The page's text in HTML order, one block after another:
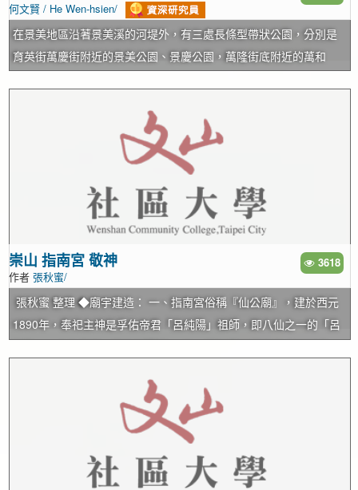
土地公廟，但卻於整地時被掩埋了，在原住戶期望下，於社區完工
後，重新在萬芳七號公園內興建土地公廟，以維持傳統民間信仰。
1971年辛亥隧道開通，因平地取得不易，政府乃積極規劃此緩坡地
木柵路，經多年開發建設，140高地開發於焉完成，除了興建國宅
外，並設立公務人員訓練中心，為文山地區最晚開發但生活環境優
雅的地區，因附近興隆山有「萬隆煤礦」及「芳川煤礦」，於是取
名為「萬芳社區」，行政區域歸屬於木柵的博嘉里；1990年於木柵
區與景美區合併為文山區時，單獨設為萬芳里，2002年再畫分為萬
芳里及萬美里。 萬芳社區由辛亥路的萬美街二段與軍功路相通，萬
美街一段、萬利街、萬和街與萬芳路相連，社區內的道路皆以
「萬」字為開頭；自捷運木柵線完工設置萬芳社區站，對外交通更
為便捷。2006年政府完成「140高地公園」的建設，於2.2公頃丘陵
地的自然森林內，鋪設木質步道及簡易健身設施，提供台北市民一
何文賢 / He Wen-hsien/
在景美地區沿著景美溪的河堤外，有三處長條型帶狀公園，分別是
育英街萬慶街附近的景美公園、景慶公園，萬隆街底附近的萬和
處長條型的帶狀公園就值得深入了解了。 從日治時期的1926年台灣
地形圖上，景美溪流到鳴遠橋(橫跨景美溪台北往新店的橋樑)就一分
為二。在溪仔口附近(萬慶街底一帶)由兩條分流中間夾著兩塊沙洲
地，在溪仔口前的沙洲叫頂溪洲，在頂公館(今公館街)附近的沙洲稱
下溪洲。先民由淡水河新店溪到景美開墾時，由兩塊沙洲間的景美
溪上岸，就稱此地為溪仔口(因景美溪匯入新店溪的入口而名)。後來
因景美溪經常氾濫成災，因此興築堤防，以避免水災發生。堤防沿
著河邊興建，在頂溪洲的分流處，將頂溪洲留在河堤內，右邊的分
流則變成在河堤外，到下溪洲時堤防建在下溪洲的左側，把下溪洲
(當時已有居民入住開墾)及其右邊的分流都留在河堤外，在堤防外的
就是通往下溪洲的道路，此路因行經景美溪的分流，當時還要經過
一座橋樑才會通達下溪洲。下溪洲的位置就是汀州路四段與堤防之
間的陸地，包括台師大公館校區及眷村改建大樓的區域(由日治時期
的台灣堡圖與當今地圖比對及一目瞭然)。 當筆者在景美圖書館介紹
景美地方文史，提到此段地型的改變時，有一位學農的朋友會後告
崇山 指南宮 敬神
作者 張秋蜜/
3618
張秋蜜 整理 ◆廟宇建造： 一、指南宮俗稱『仙公廟』，建於西元
1890年，奉祀主神是孚佑帝君「呂純陽」祖師，即八仙之一的「呂
是指南宮祈福消災、廣化眾生的功德道場； 2、凌霄寶殿： 玉皇
殿，也以道教為主體，其一至三層是中華道教學院，第四層是三清
殿，五、六層是三官殿； 3、大雄寶殿： 佛祖殿，以佛教為中心供
奉『釋迦牟尼佛』、『藥師佛』和『阿彌陀佛』等，殿內存放一座
巴博元帥贈送的泰國國寶（釋迦牟尼佛），該佛像是泰國藝術部參